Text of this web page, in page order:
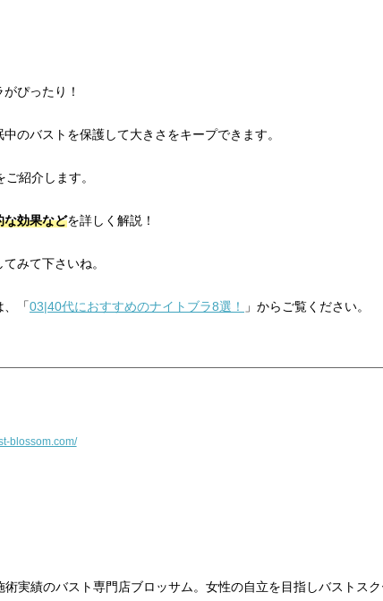
ぴったり！
のバストを保護して大きさをキープできます。
ご紹介します。
な効果などを詳しく解説！
みて下さいね。
、「03|40代におすすめのナイトブラ8選！ 」からご覧ください。
blossom.com/
実績のバスト専門店ブロッサム。女性の自立を目指しバストスク